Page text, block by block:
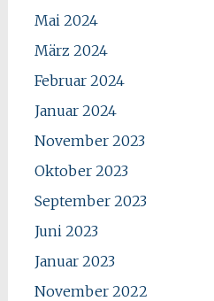
Mai 2024
März 2024
Februar 2024
Januar 2024
November 2023
Oktober 2023
September 2023
Juni 2023
Januar 2023
November 2022